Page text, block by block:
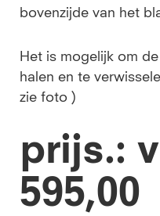
bovenzijde van het
Het is mogelijk om
halen en te
zie foto )
prijs.:
595,00